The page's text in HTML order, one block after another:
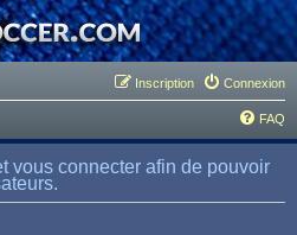
Connexion
Inscription
FAQ
vous connecter afin de pouvoir